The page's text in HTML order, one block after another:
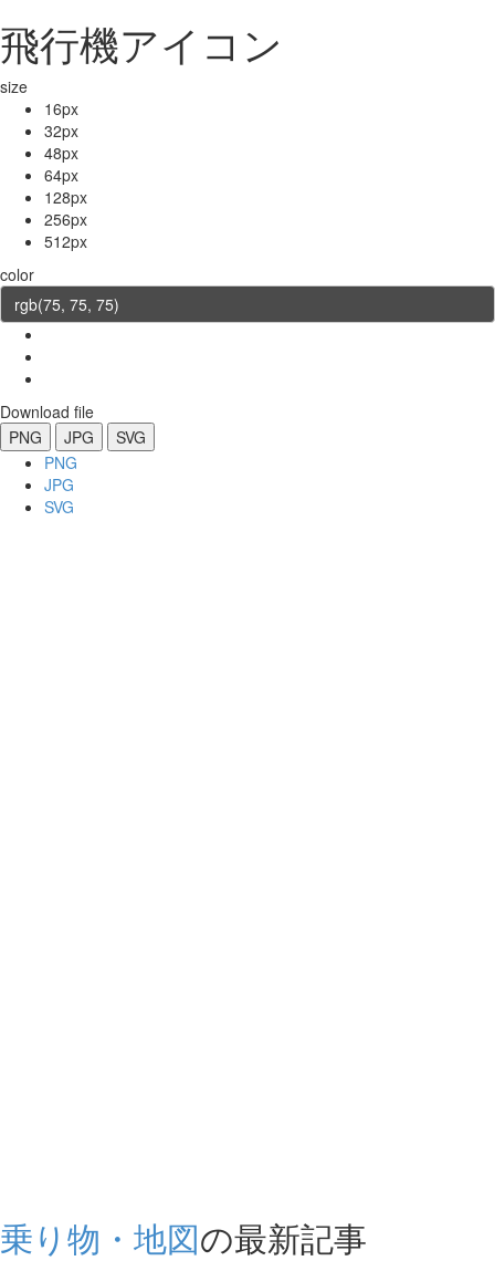
飛行機アイコン
size
16px
32px
48px
64px
128px
256px
512px
color
Download file
PNG
JPG
SVG
PNG
JPG
SVG
乗り物・地図の最新記事